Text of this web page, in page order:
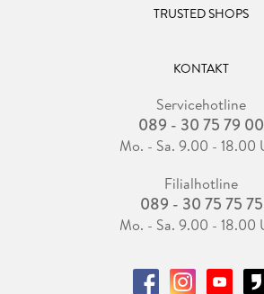
TRUSTED SHOPS
KONTAKT
Servicehotline
089 - 30 75 79 00
Mo. - Sa. 9.00 - 18.00
Filialhotline
089 - 30 75 75 75
Mo. - Sa. 9.00 - 18.00